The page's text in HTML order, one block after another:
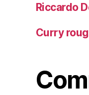
Riccardo
Curry